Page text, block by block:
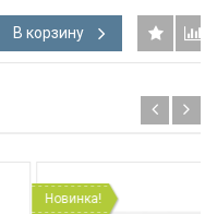
В корзину
Новинка!